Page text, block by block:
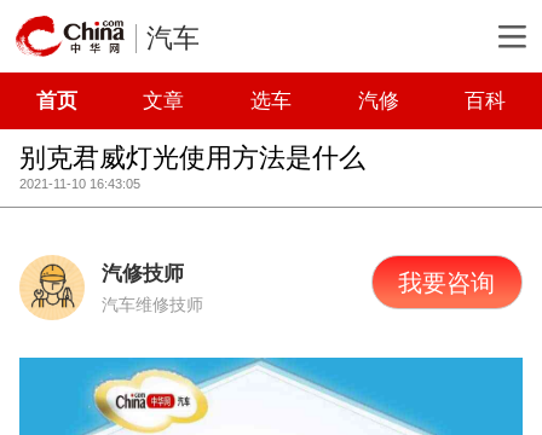
汽车
首页 文章 选车 汽修 百科
别克君威灯光使用方法是什么
2021-11-10 16:43:05
汽修技师
汽车维修技师
我要咨询